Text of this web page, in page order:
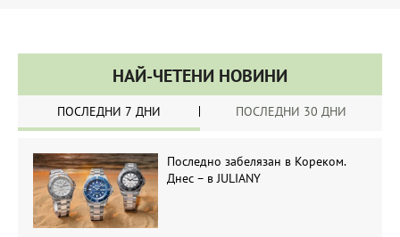
НАЙ-ЧЕТЕНИ НОВИНИ
ПОСЛЕДНИ 7 ДНИ ПОСЛЕДНИ 30 ДНИ
Последно забелязан в Кореком.
Днес – в JULIANY